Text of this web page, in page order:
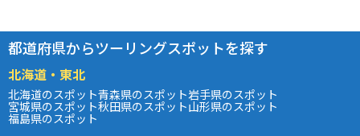
都道府県からツーリングスポットを探す
北海道・東北
北海道のスポット青森県のスポット岩手県のスポット
宮城県のスポット秋田県のスポット山形県のスポット
福島県のスポット